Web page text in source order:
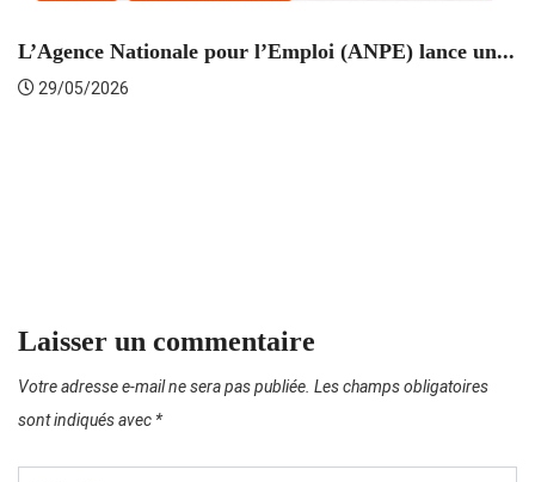
L’Agence Nationale pour l’Emploi (ANPE) lance un...
29/05/2026
Laisser un commentaire
Votre adresse e-mail ne sera pas publiée. Les champs obligatoires
sont indiqués avec *